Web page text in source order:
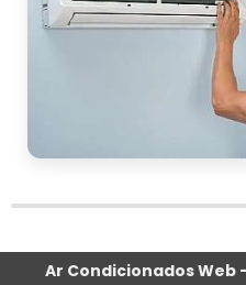
CONCLUSÃO
A manutenção de
essencial para
dependa de um
etapas de
componentes
Ar Condicionados Web